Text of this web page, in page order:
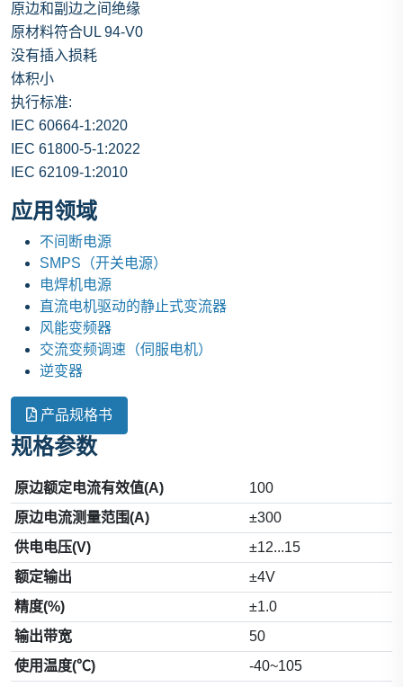
原边和副边之间绝缘
原材料符合UL 94-V0
没有插入损耗
体积小
执行标准:
IEC 60664-1:2020
IEC 61800-5-1:2022
IEC 62109-1:2010
应用领域
不间断电源
SMPS（开关电源）
电焊机电源
直流电机驱动的静止式变流器
风能变频器
交流变频调速（伺服电机）
逆变器
产品规格书
规格参数
原边额定电流有效值(A)
100
原边电流测量范围(A)
±300
供电电压(V)
±12...15
额定输出
±4V
精度(%)
±1.0
输出带宽
50
使用温度(℃)
-40~105